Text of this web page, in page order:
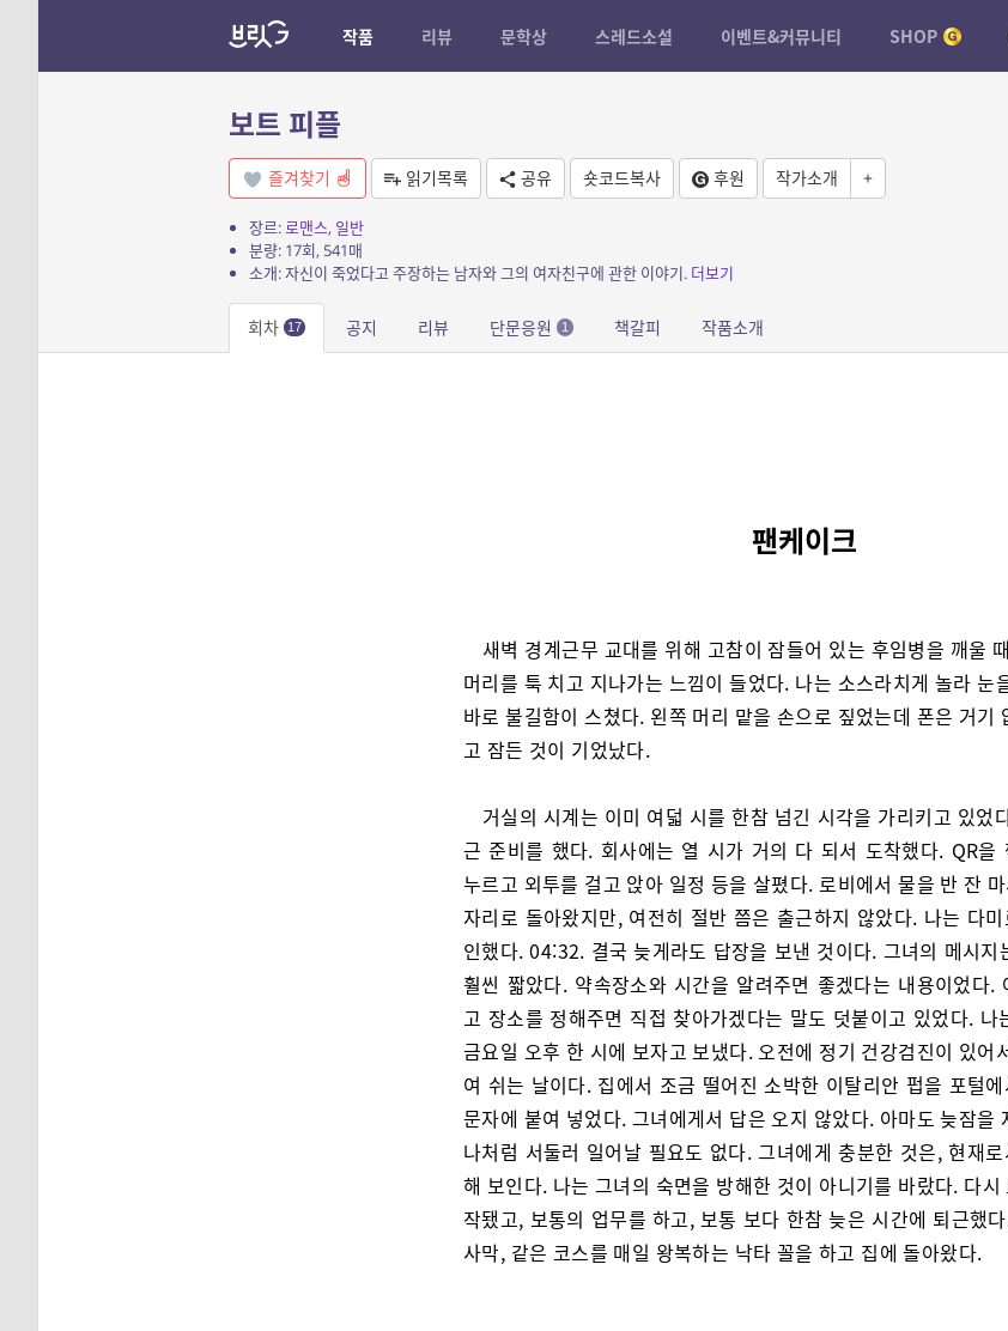
작품 리뷰 문학상 스레드소설 이벤트&커뮤니티 SHOP
보트 피플
즐겨찾기 읽기목록 공유 숏코드복사 후원 작가소개 +
장르:로맨스, 일반
분량: 17회, 541매
소개: 자신이 죽었다고 주장하는 남자와 그의 여자친구에 관한 이야기. 더보기
회차 17 공지 리뷰 단문응원 1 책갈피 작품소개
팬케이크
새벽 경계근무 교대를 위해 고참이 잠들어 있는 후임병을 깨울
머리를 툭 치고 지나가는 느낌이 들었다. 나는 소스라치게 놀라 눈
바로 불길함이 스쳤다. 왼쪽 머리 맡을 손으로 짚었는데 폰은 거기
고 잠든 것이 기었났다.
거실의 시계는 이미 여덟 시를 한참 넘긴 시각을 가리키고 있었
근 준비를 했다. 회사에는 열 시가 거의 다 되서 도착했다. QR을
누르고 외투를 걸고 앉아 일정 등을 살폈다. 로비에서 물을 반 잔
자리로 돌아왔지만, 여전히 절반 쯤은 출근하지 않았다. 나는 다
인했다. 04:32. 결국 늦게라도 답장을 보낸 것이다. 그녀의 메시지
훨씬 짧았다. 약속장소와 시간을 알려주면 좋겠다는 내용이었다.
고 장소를 정해주면 직접 찾아가겠다는 말도 덧붙이고 있었다. 나
금요일 오후 한 시에 보자고 보냈다. 오전에 정기 건강검진이 있어
여 쉬는 날이다. 집에서 조금 떨어진 소박한 이탈리안 펍을 포털
문자에 붙여 넣었다. 그녀에게서 답은 오지 않았다. 아마도 늦잠을
나처럼 서둘러 일어날 필요도 없다. 그녀에게 충분한 것은, 현재
해 보인다. 나는 그녀의 숙면을 방해한 것이 아니기를 바랐다. 다시
작됐고, 보통의 업무를 하고, 보통 보다 한참 늦은 시간에 퇴근했
사막, 같은 코스를 매일 왕복하는 낙타 꼴을 하고 집에 돌아왔다.